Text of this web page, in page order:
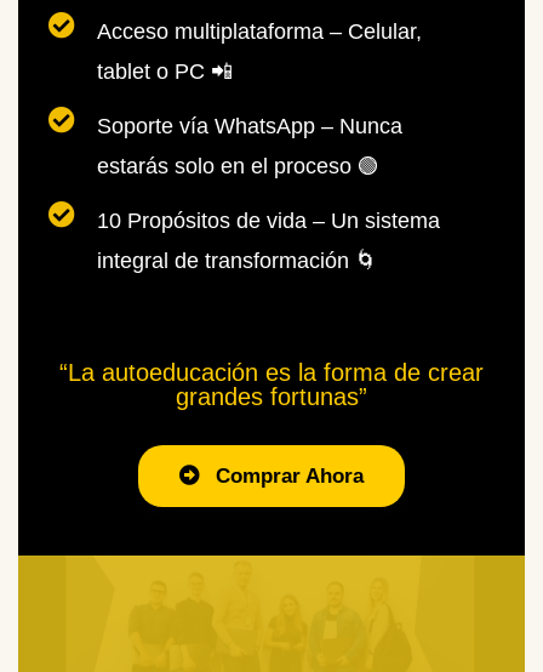
Acceso multiplataforma – Celular,
tablet o PC 📲
Soporte vía WhatsApp – Nunca
estarás solo en el proceso 🟢
10 Propósitos de vida – Un sistema
integral de transformación 🌀
“La autoeducación es la forma de crear
grandes fortunas”
Comprar Ahora